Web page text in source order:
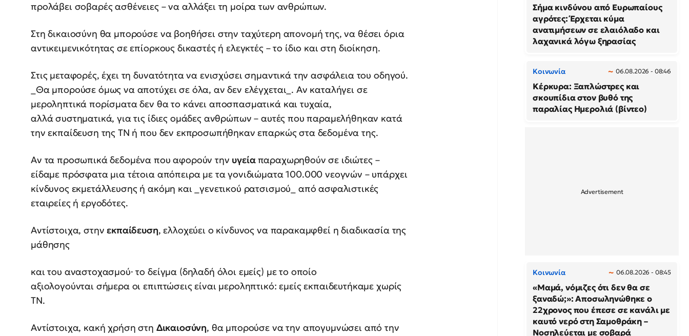
προλάβει σοβαρές ασθένειες – να αλλάξει τη μοίρα των ανθρώπων.
Στη δικαιοσύνη θα μπορούσε να βοηθήσει στην ταχύτερη απονομή της, να θέσει όρια
αντικειμενικότητας σε επίορκους δικαστές ή ελεγκτές – το ίδιο και στη διοίκηση.
Στις μεταφορές, έχει τη δυνατότητα να ενισχύσει σημαντικά την ασφάλεια του οδηγού.
_Θα μπορούσε όμως να αποτύχει σε όλα, αν δεν ελέγχεται_. Αν καταλήγει σε
μεροληπτικά πορίσματα δεν θα το κάνει αποσπασματικά και τυχαία,
αλλά συστηματικά, για τις ίδιες ομάδες ανθρώπων – αυτές που παραμελήθηκαν κατά
την εκπαίδευση της ΤΝ ή που δεν εκπροσωπήθηκαν επαρκώς στα δεδομένα της.
Αν τα προσωπικά δεδομένα που αφορούν την υγείαπαραχωρηθούν σε ιδιώτες –
είδαμε πρόσφατα μια τέτοια απόπειρα με τα γονιδιώματα 100.000 νεογνών – υπάρχει
κίνδυνος εκμετάλλευσης ή ακόμη και _γενετικού ρατσισμού_ από ασφαλιστικές
εταιρείες ή εργοδότες.
Αντίστοιχα, στηνεκπαίδευση, ελλοχεύει ο κίνδυνος να παρακαμφθεί η διαδικασία της
μάθησης
και του αναστοχασμού· το δείγμα (δηλαδή όλοι εμείς) με το οποίο
αξιολογούνται σήμερα οι επιπτώσεις είναι μεροληπτικό: εμείς εκπαιδευτήκαμε χωρίς
ΤΝ.
Αντίστοιχα, κακή χρήση στη Δικαιοσύνη, θα μπορούσε να την απογυμνώσει από την
Σήμα κινδύνου από Ευρωπαίους
αγρότες: Έρχεται κύμα
ανατιμήσεων σε ελαιόλαδο και
λαχανικά λόγω ξηρασίας
Κοινωνία 06.08.2026 - 08:46
Κέρκυρα: Ξαπλώστρες και
σκουπίδια στον βυθό της
παραλίας Ημερολιά (βίντεο)
Κοινωνία 06.08.2026 - 08:45
«Μαμά, νόμιζες ότι δεν θα σε
ξαναδώ;»: Αποσωληνώθηκε ο
22χρονος που έπεσε σε κανάλι με
καυτό νερό στη Σαμοθράκη –
Νοσηλεύεται με σοβαρά